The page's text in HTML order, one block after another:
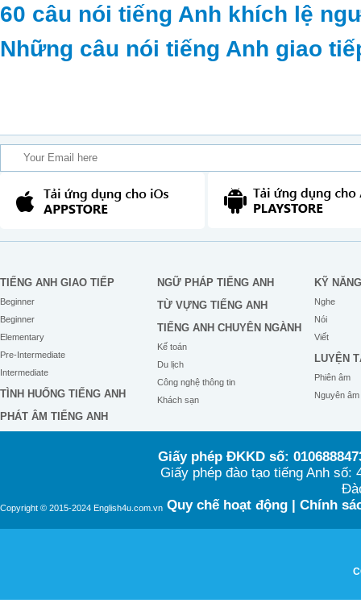
60 câu nói tiếng Anh khích lệ
Những câu nói tiếng Anh giao
TIẾNG ANH GIAO TIẾP
Beginner
Beginner
Elementary
Pre-Intermediate
Intermediate
TÌNH HUỐNG TIẾNG ANH
PHÁT ÂM TIẾNG ANH
NGỮ PHÁP TIẾNG ANH
TỪ VỰNG TIẾNG ANH
TIẾNG ANH CHUYÊN NGÀNH
Kế toán
Du lịch
Công nghệ thông tin
Khách sạn
KỸ NĂNG
Nghe
Nói
Viết
LUYỆN
Phiên âm
Nguyên âm
Copyright © 2015-2024 English4u.com.vn
Giấy phép ĐKKD số:
Giấy phép đào tạo tiếng Anh
Quy chế hoạt động| Chính